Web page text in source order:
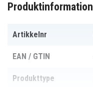
Produktinformation
Artikkelnr
EAN / GTIN
Produkttype